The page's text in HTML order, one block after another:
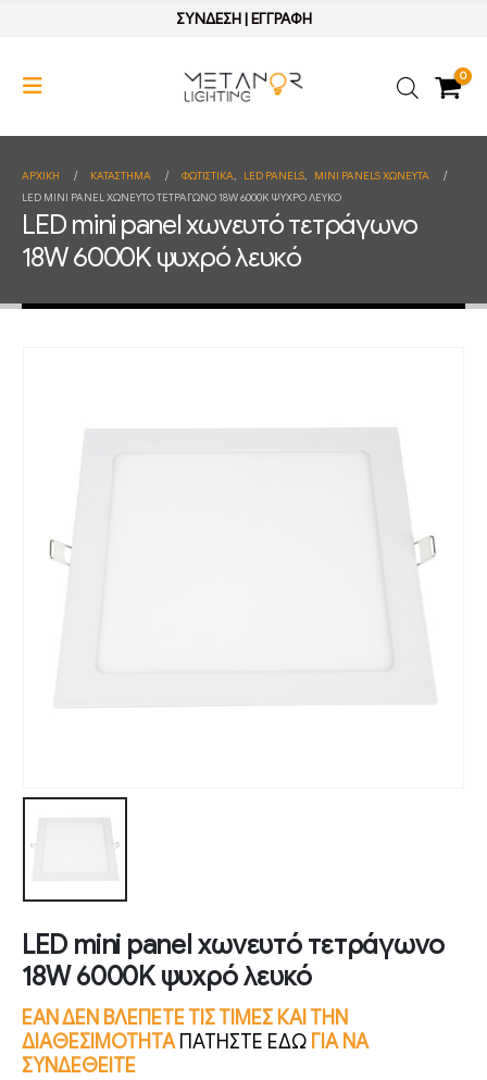
ΣΥΝΔΕΣΗ| ΕΓΓΡΑΦΗ
0
ΑΡΧΙΚΉ ΚΑΤΆΣΤΗΜΑ ΦΩΤΙΣΤΙΚΑ, LED PANELS,
MINI PANELS ΧΩΝΕΥΤΑ
LED MINI PANEL ΧΩΝΕΥΤΌ ΤΕΤΡΆΓΩΝΟ 18W 6000K ΨΥΧΡΌ ΛΕΥΚΌ
LED mini panel χωνευτό τετράγωνο
18W 6000K ψυχρό λευκό
LED mini panel χωνευτό τετράγωνο
18W 6000K ψυχρό λευκό
ΕΑΝ ΔΕΝ ΒΛΕΠΕΤΕ ΤΙΣ ΤΙΜΕΣ ΚΑΙ ΤΗΝ
ΔΙΑΘΕΣΙΜΟΤΗΤΑ ΠΑΤΗΣΤΕ ΕΔΩ ΓΙΑ ΝΑ
ΣΥΝΔΕΘΕΙΤΕ